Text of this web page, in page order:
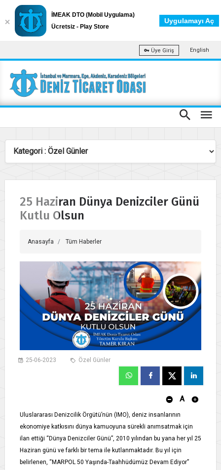
Üye Giriş English
25 Haziran Dünya Denizciler Günü
Kutlu Olsun
Anasayfa Tüm Haberler
25-06-2023 Özel Günler
A
Uluslararası Denizcilik Örgütü’nün (IMO), deniz insanlarının
ekonomiye katkısını dünya kamuoyuna sürekli anımsatmak için
ilan ettiği “Dünya Denizciler Günü”, 2010 yılından bu yana her yıl 25
Haziran günü ve farklı bir tema ile kutlanmaktadır. Bu yıl için
belirlenen, “MARPOL 50 Yaşında-Taahhüdümüz Devam Ediyor”
İMEAK DTO (Mobil Uygulama)
Ücretsiz - Play Store
Uygulamayı Aç